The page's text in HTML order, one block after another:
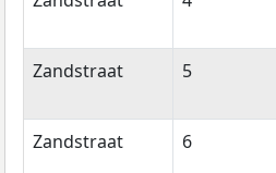
Zandstraat 5
Zandstraat 6